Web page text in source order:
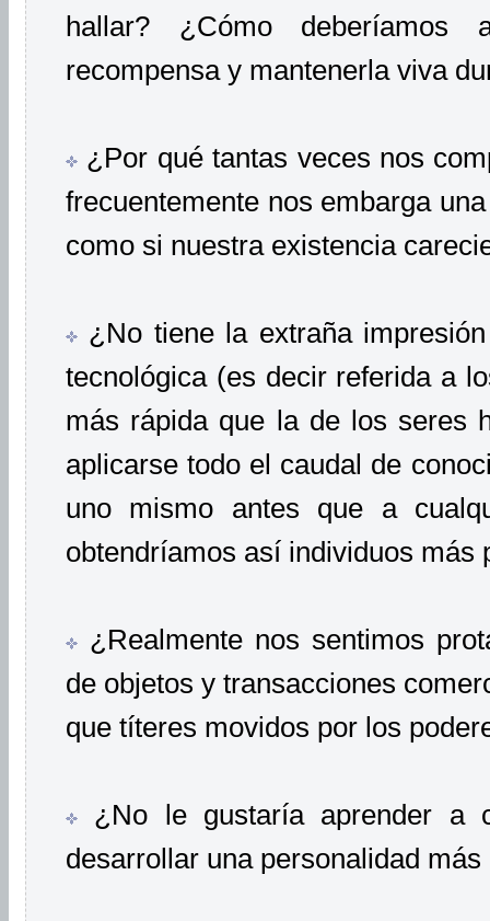
hallar? ¿Cómo deberíamos
recompensa y mantenerla viva
¿Por qué tantas veces nos
frecuentemente nos embarga
como si nuestra existencia
¿No tiene la extraña
tecnológica (es decir referida a
más rápida que la de los seres
aplicarse todo el caudal de
uno mismo antes que a
obtendríamos así individuos más
¿Realmente nos sentimos
de objetos y transacciones
que títeres movidos por los
¿No le gustaría aprender a
desarrollar una personalidad